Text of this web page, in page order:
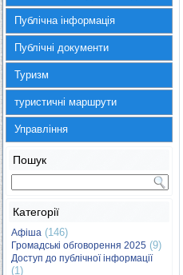
Публічна інформація
Публічні документи
Туризм
туристичні маршрути
Управління
Пошук
Категорії
Афіша (146)
Громадські обговорення 2025 (9)
Доступ до публічної інформації
(1)